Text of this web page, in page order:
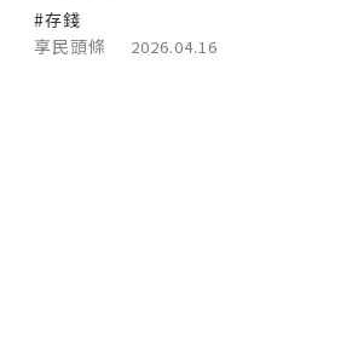
#存錢
享民頭條
2026.04.16